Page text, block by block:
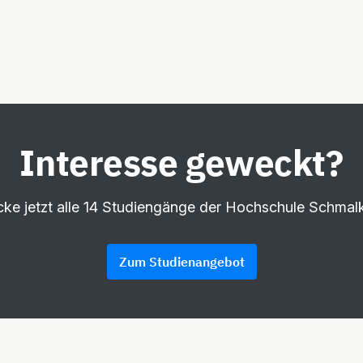
Interesse geweckt?
jetzt alle 14 Studiengänge der Hochschule
Zum Studienangebot